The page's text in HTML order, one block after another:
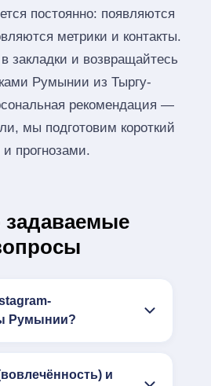
постоянно: появляются
метрики и контакты.
закладки и возвращайтесь
Румынии из Тыргу-
рекомендация —
мы подготовим короткий
прогнозами.
задаваемые
Румынии?
и